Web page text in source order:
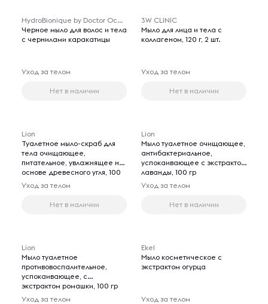
HydroBionique by Doctor Ocean
Черное мыло для волос и тела
с чернилами каракатицы
Уход за телом
Нет в наличии
3W CLINIC
Мыло для лица и тела с
коллагеном, 120 г, 2 шт.
Уход за телом
Нет в наличии
Lion
Туалетное мыло-скраб для
тела очищающее,
питательное, увлажнящее на
основе древесного угля, 100
мл
Уход за телом
Нет в наличии
Lion
Мыло туалетное очищающее,
антибактериальное,
успокаивающее с экстрактом
лаванды, 100 гр
Уход за телом
Нет в наличии
Lion
Мыло туалетное
противовоспалительное,
успокаивающее, с
экстрактом ромашки, 100 гр
Уход за телом
Ekel
Мыло косметическое с
экстрактом огурца
Уход за телом